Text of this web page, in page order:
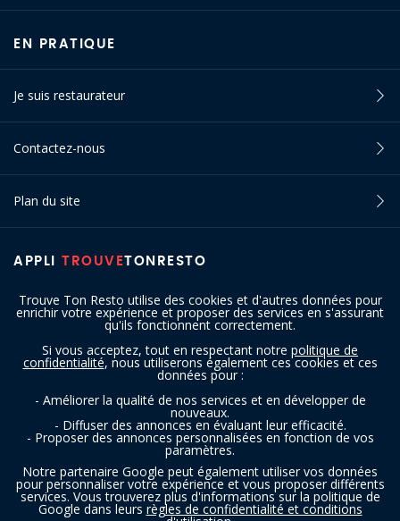
Trouve Ton Resto utilise des cookies et d'autres données pour
enrichir votre expérience et proposer des services en s'assurant
qu'ils fonctionnent correctement.
Si vous acceptez, tout en respectant notre politique de
confidentialité, nous utiliserons également ces cookies et ces
données pour :
- Améliorer la qualité de nos services et en développer de
nouveaux.
- Diffuser des annonces en évaluant leur efficacité.
- Proposer des annonces personnalisées en fonction de vos
paramètres.
Notre partenaire Google peut également utiliser vos données
pour personnaliser votre expérience et vous proposer différents
services. Vous trouverez plus d'informations sur la politique de
Google dans leurs règles de confidentialité et conditions
APPLI TROUVETONRESTO
EN PRATIQUE
Je suis restaurateur
Contactez-nous
Plan du site
SUIVEZ-NOUS
Copyright © 2016 - 2026 trouvetonresto.be ‐ Tous droits réservés | JDC